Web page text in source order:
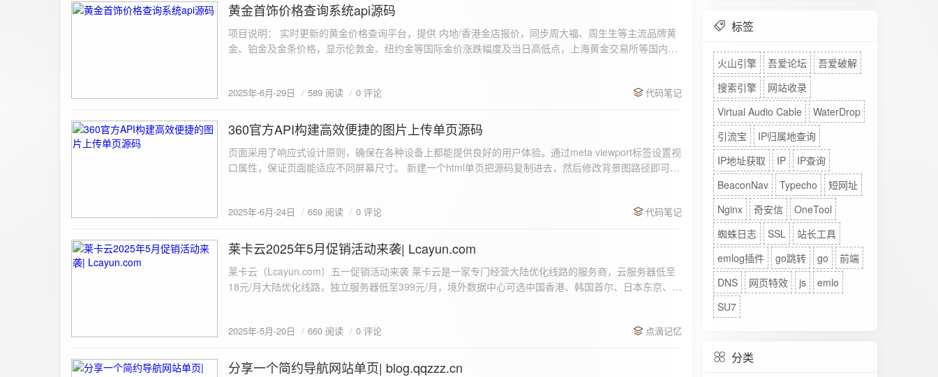
2025-6-29
黄金首饰价格查询系统api源码
项目说明： 实时更新的黄金价格查询平台，提供 内地/香港金店报价，同步周大福、周生生等主流品牌黄
金、铂金及金条价格，显示伦敦金、纽约金等国际金价涨跌幅度及当日高低点，上海黄金交易所等国内黄
2025年-6月-29日 589 阅读 0 评论 代码笔记
2025-6-24
360官方API构建高效便捷的图片上传单页源码
页面采用了响应式设计原则，确保在各种设备上都能提供良好的用户体验。通过meta viewport标签设置视
口属性，保证页面能适应不同屏幕尺寸。 新建一个html单页把源码复制进去，然后修改背景图路径即可。
重置默认样式 */ * { margin: 0; padding: 0; box-sizing: border-box; } /* 设置页面的字体和添加背景图片 */
center fixed; /* 使用服务器上的路径 */ background-size: cover; /* 保证背景图片覆盖整个视窗 */ color:
#333; display: flex; justify-content: center; align-items: center; min-height: 100vh; margin: 0; } /* 容器样
式 */ .container { background-color: rgba(255, 255, 255, 0.9); /* 使用半透明白色背景，以便在图片背景
上更清晰地显示内容 */ padding: 30px; border-radius: 8px; box-shadow: 0 4px 8px rgba(0, 0, 0, 0.1);
padding: 8px; background-color: #f7f7f7; border: 1px solid #ccc; border-radius: 4px; font-size: 16px;
size: 16px; border: none; border-radius: 4px; cursor: pointer; transition: background-color 0.3s ease; }
2025年-6月-24日 659 阅读 0 评论 代码笔记
2025-5-20
莱卡云2025年5月促销活动来袭| Lcayun.com
莱卡云（Lcayun.com）五一促销活动来袭 莱卡云是一家专门经营大陆优化线路的服务商，云服务器低至
18元/月大陆优化线路，独立服务器低至399元/月，境外数据中心可选中国香港、韩国首尔、日本东京、美
https://www.lcayun.com/actcloud.html
2025年-5月-20日 660 阅读 0 评论 点滴记忆
2025-5-19
分享一个简约导航网站单页| blog.qqzzz.cn
标签
火山引擎 吾爱论坛
吾爱破解
搜索引擎
网站收录
Virtual Audio Cable
WaterDrop
引流宝
IP归属地查询
IP地址获取
IP
IP查询
BeaconNav
Typecho
短网址
Nginx
奇安信
OneTool
蜘蛛日志
SSL
站长工具
emlog插件
go跳转 go
前端
DNS
网页特效 js
emlo
SU7
分类